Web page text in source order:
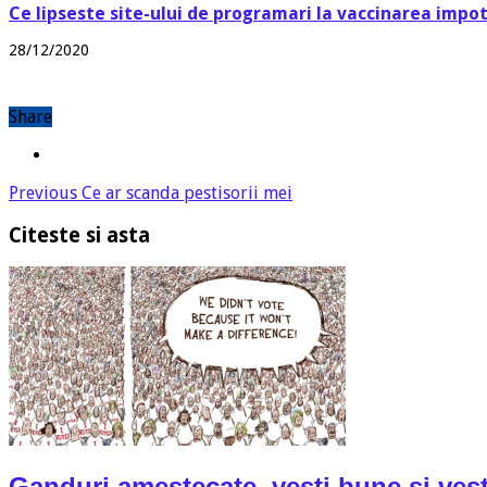
Ce lipseste site-ului de programari la vaccinarea
28/12/2020
Share
Previous Ce ar scanda pestisorii mei
Citeste si asta